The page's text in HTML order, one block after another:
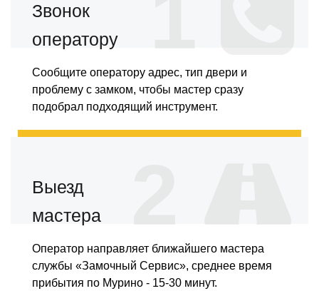
Звонок
оператору
Сообщите оператору адрес, тип двери и
проблему с замком, чтобы мастер сразу
подобрал подходящий инструмент.
Выезд
мастера
Оператор направляет ближайшего мастера
службы «Замочный Сервис», среднее время
прибытия по Мурино - 15-30 минут.